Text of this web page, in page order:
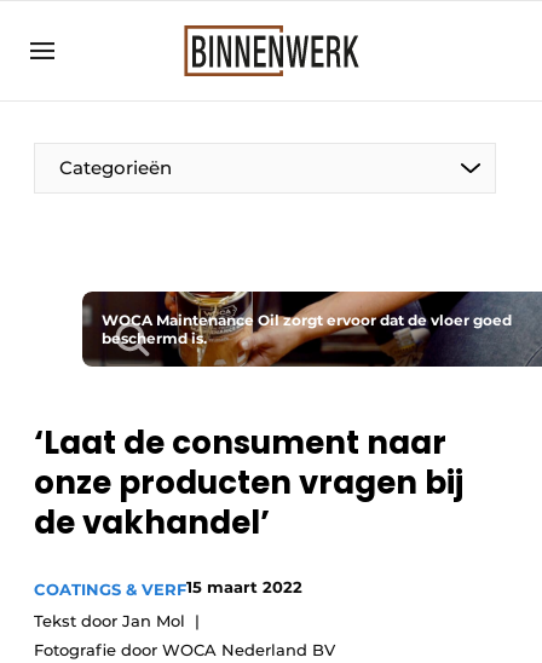
Aanmelden
Bedrijven
Binnenwerk | Hét magazine voor de
Direct contact
Evenement aanmelden
Nieuwsbrief
Podcasts
Privacy / Cookie statement
Vacatures
Categorieën
WOCA Maintenance Oil zorgt ervoor dat de vloer goed
beschermd is.
‘Laat de consument naar
onze producten vragen bij
de vakhandel’
COATINGS & VERF15 maart 2022
Tekst door Jan Mol
Fotografie door WOCA Nederland BV